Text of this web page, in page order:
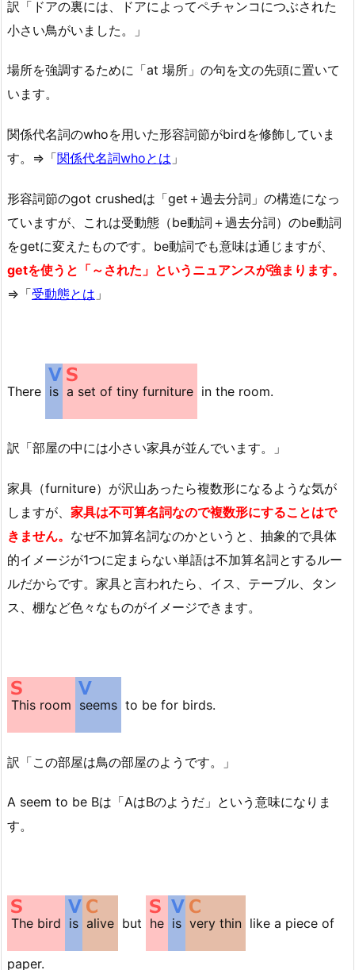
訳「ドアの裏には、ドアによってペチャンコにつぶされた
小さい鳥がいました。」
場所を強調するために「at 場所」の句を文の先頭に置いて
います。
関係代名詞のwhoを用いた形容詞節がbirdを修飾していま
す。⇒「関係代名詞whoとは 」
形容詞節のgot crushedは「get＋過去分詞」の構造になっ
ていますが、これは受動態（be動詞＋過去分詞）のbe動詞
をgetに変えたものです。be動詞でも意味は通じますが、
getを使うと「～された」というニュアンスが強まります。
⇒「受動態とは 」
There is a set of tiny furniture in the room.
訳「部屋の中には小さい家具が並んでいます。」
家具（furniture）が沢山あったら複数形になるような気が
しますが、 家具は不可算名詞なので複数形にすることはで
きません。 なぜ不加算名詞なのかというと、抽象的で具体
的イメージが1つに定まらない単語は不加算名詞とするルー
ルだからです。家具と言われたら、イス、テーブル、タン
ス、棚など色々なものがイメージできます。
This room seems to be for birds.
訳「この部屋は鳥の部屋のようです。」
A seem to be Bは「AはBのようだ」という意味になりま
す。
The bird is alive but he is very thin like a piece of
paper.